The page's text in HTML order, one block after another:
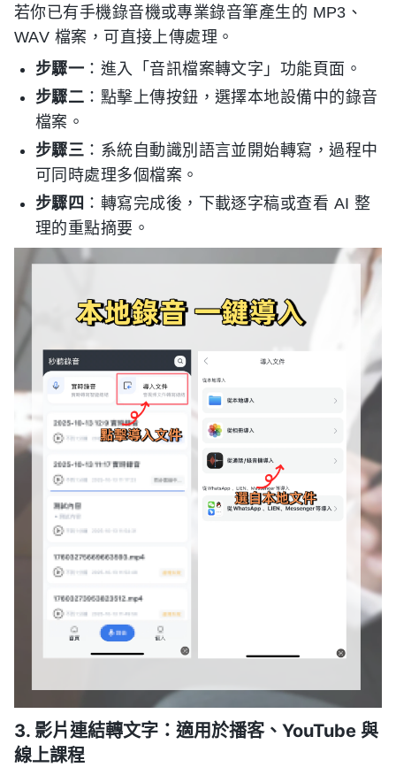
若你已有手機錄音機或專業錄音筆產生的 MP3、
WAV 檔案，可直接上傳處理。
步驟一 ：進入「音訊檔案轉文字」功能頁面。
步驟二 ：點擊上傳按鈕，選擇本地設備中的錄音
檔案。
步驟三 ：系統自動識別語言並開始轉寫，過程中
可同時處理多個檔案。
步驟四 ：轉寫完成後，下載逐字稿或查看 AI 整
理的重點摘要。
3. 影片連結轉文字：適用於播客、YouTube 與
線上課程